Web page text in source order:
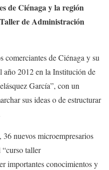
de Ciénaga y la región
de Administración
comerciantes de Ciénaga y su
año 2012 en la Institución de
García”, con un
sus ideas o de estructurar
36 nuevos microempresarios
taller
importantes conocimientos y